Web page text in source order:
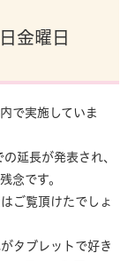
金曜日
で実施していま
延長が発表され、
念です。
ご覧頂けたでしょ
タブレットで好き